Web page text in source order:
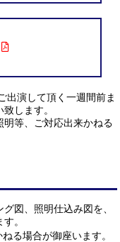
出演して頂く一週間前ま
します。
等、ご対応出来かねる
図、照明仕込み図を、
。
る場合が御座います。